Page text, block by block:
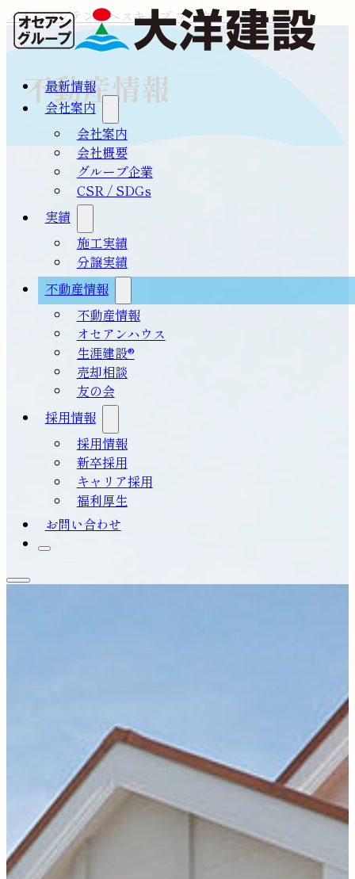
メインコンテンツへスキップフッターへスキップ
最新情報
会社案内
会社案内
会社概要
グループ企業
CSR / SDGs
実績
施工実績
分譲実績
不動産情報
不動産情報
オセアンハウス
生涯建設®
売却相談
友の会
採用情報
採用情報
新卒採用
キャリア採用
福利厚生
お問い合わせ
不動産情報